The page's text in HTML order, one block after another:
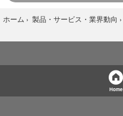
ホーム › 製品・サービス・業界動向 ›
Home